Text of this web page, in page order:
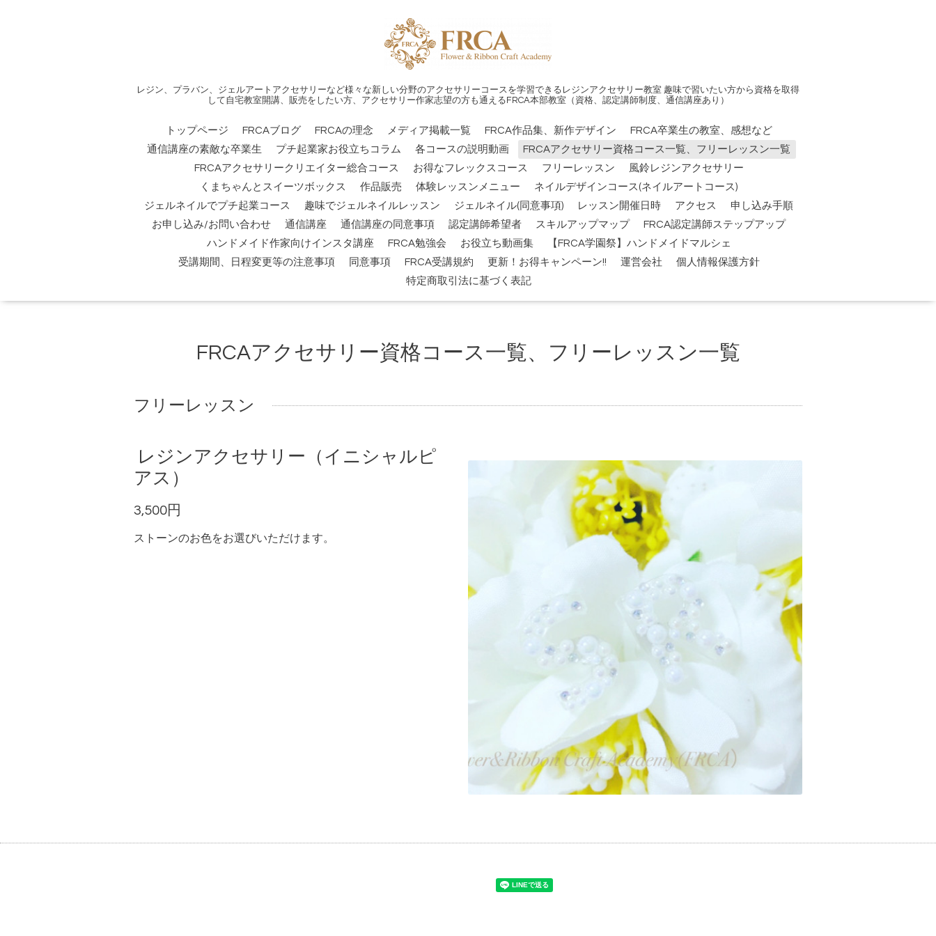
レジン、プラバン、ジェルアートアクセサリーなど様々な新しい分野のアクセサリーコースを学習できるレジンアクセサリー教室 趣味で習いたい方から資格を取得
して自宅教室開講、販売をしたい方、アクセサリー作家志望の方も通えるFRCA本部教室（資格、認定講師制度、通信講座あり）
トップページ FRCAブログ FRCAの理念 メディア掲載一覧 FRCA作品集、新作デザイン
FRCA卒業生の教室、感想など
通信講座の素敵な卒業生
プチ起業家お役立ちコラム 各コースの説明動画
FRCAアクセサリー資格コース一覧、フリーレッスン一覧
FRCAアクセサリークリエイター総合コース
お得なフレックスコース フリーレッスン
風鈴レジンアクセサリー
くまちゃんとスイーツボックス
作品販売 体験レッスンメニュー
ネイルデザインコース(ネイルアートコース)
ジェルネイルでプチ起業コース
趣味でジェルネイルレッスン ジェルネイル(同意事項) レッスン開催日時 アクセス
申し込み手順
お申し込み/お問い合わせ
通信講座 通信講座の同意事項 認定講師希望者 スキルアップマップ
FRCA認定講師ステップアップ
ハンドメイド作家向けインスタ講座
FRCA勉強会 お役立ち動画集
【FRCA学園祭】ハンドメイドマルシェ
受講期間、日程変更等の注意事項
同意事項 FRCA受講規約 更新！お得キャンペーン!! 運営会社
個人情報保護方針
特定商取引法に基づく表記
FRCAアクセサリー資格コース一覧、フリーレッスン一覧
フリーレッスン
レジンアクセサリー（イニシャルピ
アス）
3,500円
ストーンのお色をお選びいただけます。